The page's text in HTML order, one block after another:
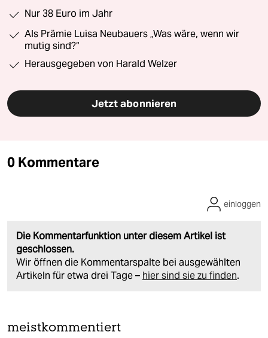
Nur 38 Euro im Jahr
Als Prämie Luisa Neubauers „Was wäre, wenn wir
mutig sind?“
Herausgegeben von Harald Welzer
Jetzt abonnieren
0 Kommentare
Die Kommentarfunktion unter diesem Artikel ist
geschlossen.
Wir öffnen die Kommentarspalte bei ausgewählten
Artikeln für etwa drei Tage – hier sind sie zu finden.
einloggen
meistkommentiert